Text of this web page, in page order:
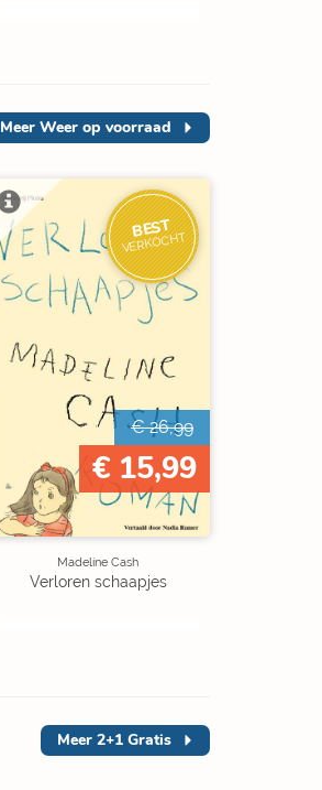
Meer Weer op voorraad
BEST
VERKOCHT
€ 26,99
€ 15,99
Madeline Cash
Verloren schaapjes
Meer 2+1 Gratis